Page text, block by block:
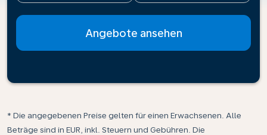
Angebote ansehen
* Die angegebenen Preise gelten für einen Erwachsenen. Alle
Beträge sind in EUR, inkl. Steuern und Gebühren. Die